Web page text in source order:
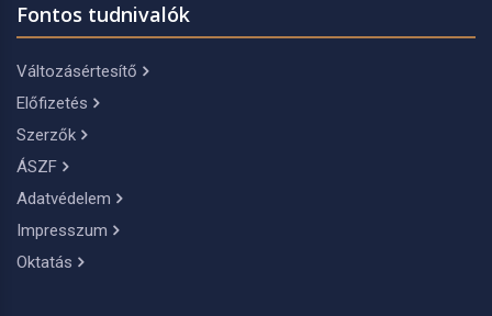
Fontos tudnivalók
Változásértesítő
Előfizetés
Szerzők
ÁSZF
Adatvédelem
Impresszum
Oktatás